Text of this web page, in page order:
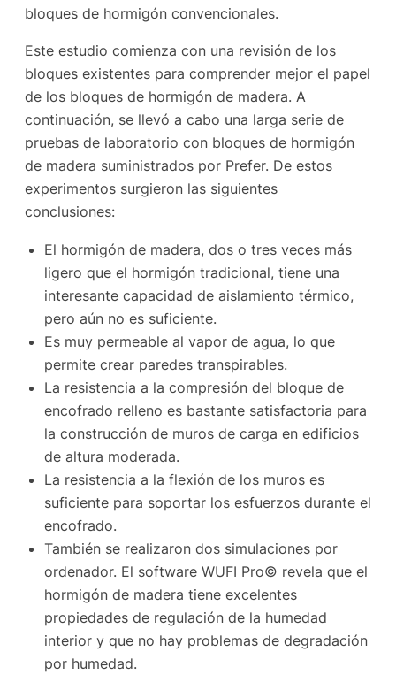
bloques de hormigón convencionales.
Este estudio comienza con una revisión de los
bloques existentes para comprender mejor el papel
de los bloques de hormigón de madera. A
continuación, se llevó a cabo una larga serie de
pruebas de laboratorio con bloques de hormigón
de madera suministrados por Prefer. De estos
experimentos surgieron las siguientes
conclusiones:
El hormigón de madera, dos o tres veces más
ligero que el hormigón tradicional, tiene una
interesante capacidad de aislamiento térmico,
pero aún no es suficiente.
Es muy permeable al vapor de agua, lo que
permite crear paredes transpirables.
La resistencia a la compresión del bloque de
encofrado relleno es bastante satisfactoria para
la construcción de muros de carga en edificios
de altura moderada.
La resistencia a la flexión de los muros es
suficiente para soportar los esfuerzos durante el
encofrado.
También se realizaron dos simulaciones por
ordenador. El software WUFI Pro© revela que el
hormigón de madera tiene excelentes
propiedades de regulación de la humedad
interior y que no hay problemas de degradación
por humedad.